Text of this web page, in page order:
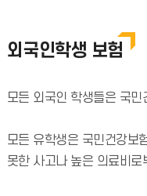
외국인학생 보험
모든 외국인 학생들은 국
모든 유학생은 국민건강보
못한 사고나 높은 의료비